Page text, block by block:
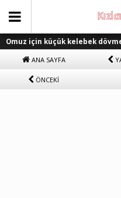
Omuz için küçük kelebek
ANA SAYFA
ÖNCEKİ